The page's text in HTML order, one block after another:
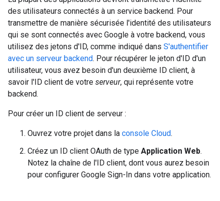
des utilisateurs connectés à un service backend. Pour
transmettre de manière sécurisée l'identité des utilisateurs
qui se sont connectés avec Google à votre backend, vous
utilisez des jetons d'ID, comme indiqué dans S'authentifier
avec un serveur backend. Pour récupérer le jeton d'ID d'un
utilisateur, vous avez besoin d'un deuxième ID client, à
savoir l'ID client de votre serveur, qui représente votre
backend.
Pour créer un ID client de serveur :
Ouvrez votre projet dans la console Cloud.
Créez un ID client OAuth de type Application Web.
Notez la chaîne de l'ID client, dont vous aurez besoin
pour configurer Google Sign-In dans votre application.